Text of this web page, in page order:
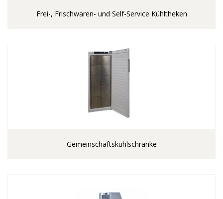
Frei-, Frischwaren- und Self-Service Kühltheken
Gemeinschaftskühlschränke